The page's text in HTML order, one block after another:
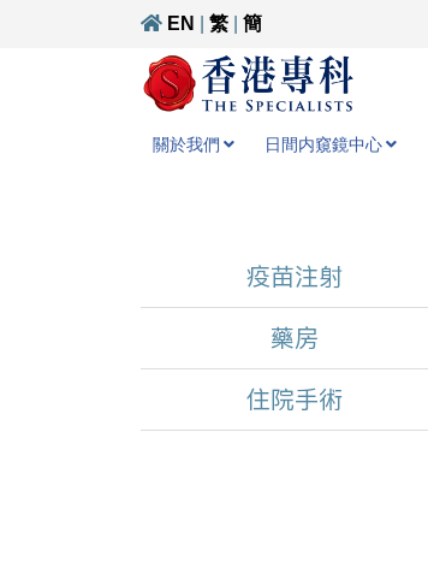
EN 繁 簡
關於我們 日間内窺鏡中心
疫苗注射
藥房
住院手術